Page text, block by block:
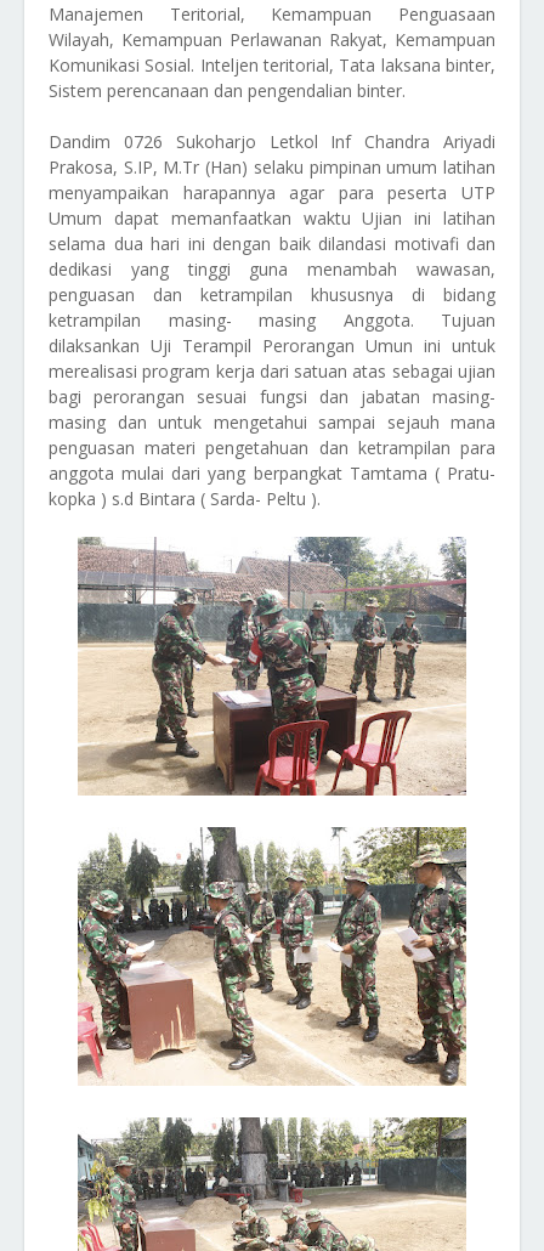
Manajemen Teritorial, Kemampuan Penguasaan
Wilayah, Kemampuan Perlawanan Rakyat, Kemampuan
Komunikasi Sosial. Inteljen teritorial, Tata laksana binter,
Sistem perencanaan dan pengendalian binter.
Dandim 0726 Sukoharjo Letkol Inf Chandra Ariyadi
Prakosa, S.IP, M.Tr (Han) selaku pimpinan umum latihan
menyampaikan harapannya agar para peserta UTP
Umum dapat memanfaatkan waktu Ujian ini latihan
selama dua hari ini dengan baik dilandasi motivafi dan
dedikasi yang tinggi guna menambah wawasan,
penguasan dan ketrampilan khususnya di bidang
ketrampilan masing- masing Anggota. Tujuan
dilaksankan Uji Terampil Perorangan Umun ini untuk
merealisasi program kerja dari satuan atas sebagai ujian
bagi perorangan sesuai fungsi dan jabatan masing-
masing dan untuk mengetahui sampai sejauh mana
penguasan materi pengetahuan dan ketrampilan para
anggota mulai dari yang berpangkat Tamtama ( Pratu-
kopka ) s.d Bintara ( Sarda- Peltu ).